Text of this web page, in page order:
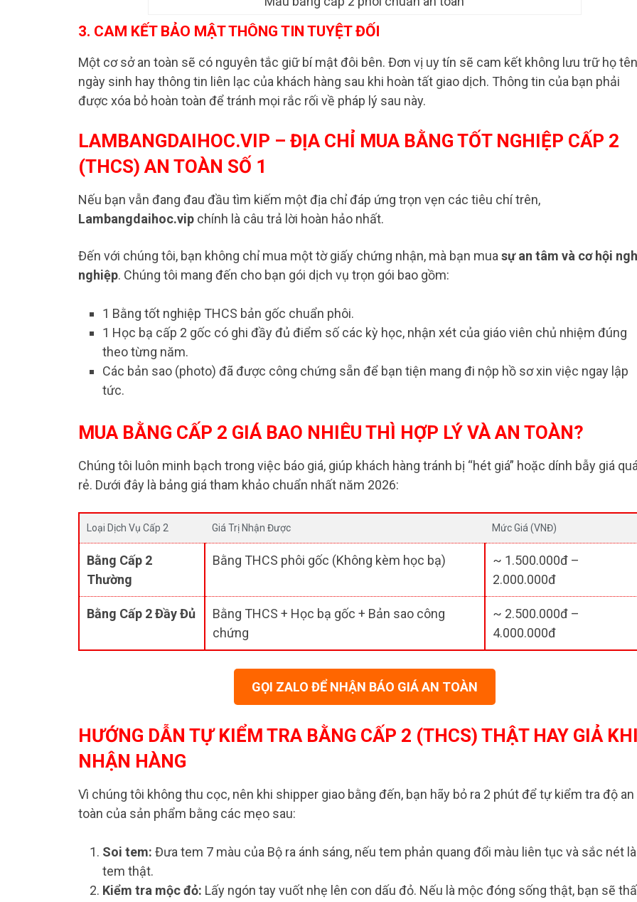
3. CAM KẾT BẢO MẬT THÔNG TIN TUYỆT ĐỐI
Một cơ sở an toàn sẽ có nguyên tắc giữ bí mật đôi bên. Đơn vị uy tín sẽ cam kết không lưu trữ họ
ngày sinh hay thông tin liên lạc của khách hàng sau khi hoàn tất giao dịch. Thông tin của bạn phải
được xóa bỏ hoàn toàn để tránh mọi rắc rối về pháp lý sau này.
LAMBANGDAIHOC.VIP – ĐỊA CHỈ MUA BẰNG TỐT NGHIỆP CẤP 2
(THCS) AN TOÀN SỐ 1
Nếu bạn vẫn đang đau đầu tìm kiếm một địa chỉ đáp ứng trọn vẹn các tiêu chí trên,
Lambangdaihoc.vip chính là câu trả lời hoàn hảo nhất.
Đến với chúng tôi, bạn không chỉ mua một tờ giấy chứng nhận, mà bạn mua sự an tâm và cơ hội
nghiệp. Chúng tôi mang đến cho bạn gói dịch vụ trọn gói bao gồm:
1 Bằng tốt nghiệp THCS bản gốc chuẩn phôi.
1 Học bạ cấp 2 gốc có ghi đầy đủ điểm số các kỳ học, nhận xét của giáo viên chủ nhiệm đúng
theo từng năm.
Các bản sao (photo) đã được công chứng sẵn để bạn tiện mang đi nộp hồ sơ xin việc ngay lập
tức.
MUA BẰNG CẤP 2 GIÁ BAO NHIÊU THÌ HỢP LÝ VÀ AN TOÀN?
Chúng tôi luôn minh bạch trong việc báo giá, giúp khách hàng tránh bị “hét giá” hoặc dính bẫy giá
rẻ. Dưới đây là bảng giá tham khảo chuẩn nhất năm 2026:
Loại Dịch Vụ Cấp 2 Giá Trị Nhận Được Mức Giá (VNĐ)
Bằng Cấp 2
Thường
Bằng THCS phôi gốc (Không kèm học bạ)
~ 1.500.000đ –
2.000.000đ
Bằng Cấp 2 Đầy Đủ
Bằng THCS + Học bạ gốc + Bản sao công
chứng
~ 2.500.000đ –
4.000.000đ
GỌI ZALO ĐỂ NHẬN BÁO GIÁ AN TOÀN
HƯỚNG DẪN TỰ KIỂM TRA BẰNG CẤP 2 (THCS) THẬT HAY GIẢ
NHẬN HÀNG
Vì chúng tôi không thu cọc, nên khi shipper giao bằng đến, bạn hãy bỏ ra 2 phút để tự kiểm tra độ an
toàn của sản phẩm bằng các mẹo sau:
Soi tem: Đưa tem 7 màu của Bộ ra ánh sáng, nếu tem phản quang đổi màu liên tục và sắc nét là
tem thật.
Kiểm tra mộc đỏ: Lấy ngón tay vuốt nhẹ lên con dấu đỏ. Nếu là mộc đóng sống thật, bạn sẽ